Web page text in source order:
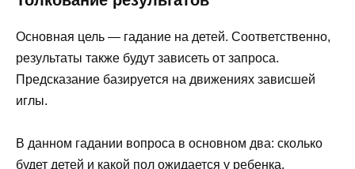
Основная цель — гадание на детей. Соответственно,
результаты также будут зависеть от запроса.
Предсказание базируется на движениях зависшей
иглы.
В данном гадании вопроса в основном два: сколько
будет детей и какой пол ожидается у ребенка.